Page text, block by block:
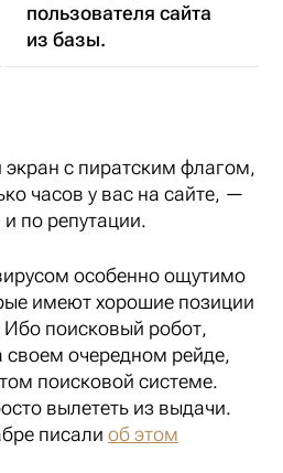
пользователя сайта
из базы.
экран с пиратским флагом,
часов у вас на сайте, —
по репутации.
особенно ощутимо
имеют хорошие позиции
поисковый робот,
своем очередном рейде,
поисковой системе.
вылететь из выдачи.
писали об этом